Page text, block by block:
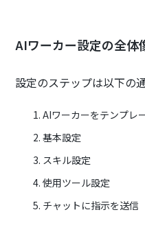
AIワーカー設定の全体
設定のステップは以下の通
AIワーカーをテンプレ
基本設定
スキル設定
使用ツール設定
チャットに指示を送信